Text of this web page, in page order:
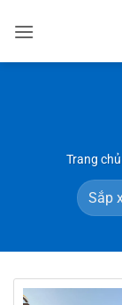
qua
Trang chủ